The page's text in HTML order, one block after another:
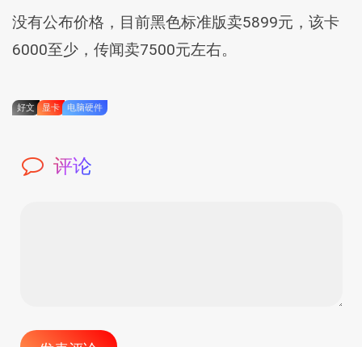
没有公布价格，目前黑色标准版卖5899元，该卡
6000至少，传闻卖7500元左右。
好文 显卡 电脑硬件
评论